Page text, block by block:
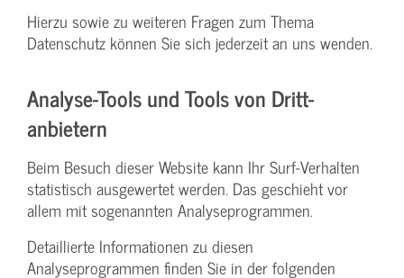
Hierzu sowie zu weiteren Fragen zum Thema
Datenschutz können Sie sich jederzeit an uns wenden.
Analyse-Tools und Tools von Dritt­
anbietern
Beim Besuch dieser Website kann Ihr Surf-Verhalten
statistisch ausgewertet werden. Das geschieht vor
allem mit sogenannten Analyseprogrammen.
Detaillierte Informationen zu diesen
Analyseprogrammen finden Sie in der folgenden